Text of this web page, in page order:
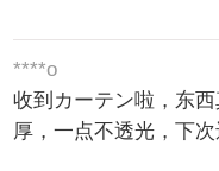
****o
收到カーテン啦，东
厚，一点不透光，下次